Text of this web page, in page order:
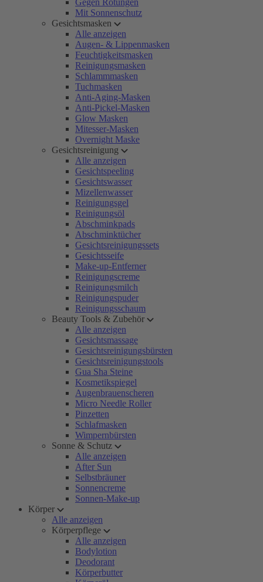
Gegen Rötungen
Mit Sonnenschutz
Gesichtsmasken
Alle anzeigen
Augen- & Lippenmasken
Feuchtigkeitsmasken
Reinigungsmasken
Schlammmasken
Tuchmasken
Anti-Aging-Masken
Anti-Pickel-Masken
Glow Masken
Mitesser-Masken
Overnight Maske
Gesichtsreinigung
Alle anzeigen
Gesichtspeeling
Gesichtswasser
Mizellenwasser
Reinigungsgel
Reinigungsöl
Abschminkpads
Abschminktücher
Gesichtsreinigungssets
Gesichtsseife
Make-up-Entferner
Reinigungscreme
Reinigungsmilch
Reinigungspuder
Reinigungsschaum
Beauty Tools & Zubehör
Alle anzeigen
Gesichtsmassage
Gesichtsreinigungsbürsten
Gesichtsreinigungstools
Gua Sha Steine
Kosmetikspiegel
Augenbrauenscheren
Micro Needle Roller
Pinzetten
Schlafmasken
Wimpernbürsten
Sonne & Schutz
Alle anzeigen
After Sun
Selbstbräuner
Sonnencreme
Sonnen-Make-up
Körper
Alle anzeigen
Körperpflege
Alle anzeigen
Bodylotion
Deodorant
Körperbutter